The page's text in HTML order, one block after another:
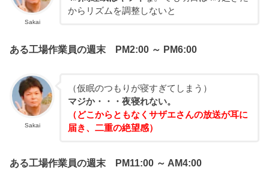
Sakai
からリズムを調整しないと
ある工場作業員の週末 PM2:00 ～ PM6:00
Sakai
（仮眠のつもりが寝すぎてしまう）
マジか・・・夜寝れない。
（どこからともなくサザエさんの放送が耳に
届き、二重の絶望感）
ある工場作業員の週末 PM11:00 ～ AM4:00